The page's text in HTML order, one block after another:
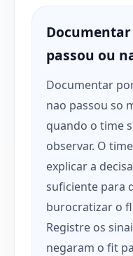
passou ou
Documentar
nao passou so
quando o time
observar. O
explicar a
suficiente para
burocratizar o
Registre os
negaram o fit